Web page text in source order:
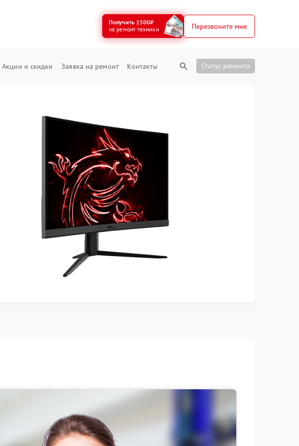
Получить 1500₽
на ремонт техники
Перезвоните мне
Акции и скидки Заявка на ремонт Контакты Статус ремонта